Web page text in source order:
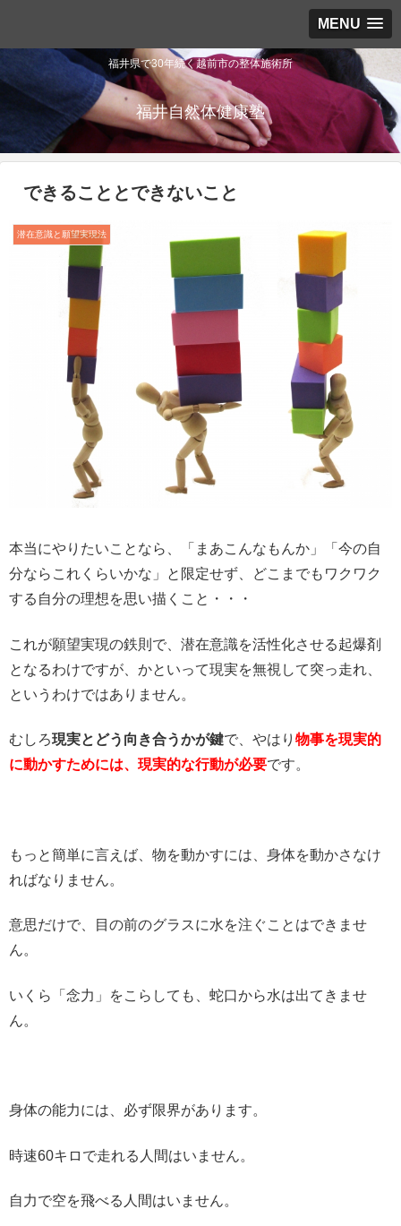
MENU
福井県で30年続く越前市の整体施術所
福井自然体健康塾
できることとできないこと
潜在意識と願望実現法
本当にやりたいことなら、「まあこんなもんか」「今の自
分ならこれくらいかな」と限定せず、どこまでもワクワク
する自分の理想を思い描くこと・・・
これが願望実現の鉄則で、潜在意識を活性化させる起爆剤
となるわけですが、かといって現実を無視して突っ走れ、
というわけではありません。
むしろ現実とどう向き合うかが鍵で、やはり 物事を現実的
に動かすためには、現実的な行動が必要です。
もっと簡単に言えば、物を動かすには、身体を動かさなけ
ればなりません。
意思だけで、目の前のグラスに水を注ぐことはできませ
ん。
いくら「念力」をこらしても、蛇口から水は出てきませ
ん。
身体の能力には、必ず限界があります。
時速60キロで走れる人間はいません。
自力で空を飛べる人間はいません。